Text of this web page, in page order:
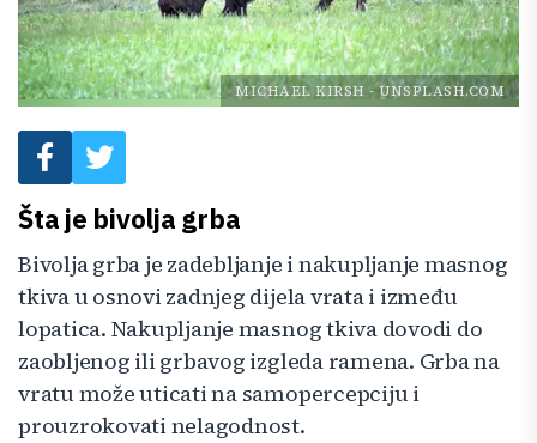
MICHAEL KIRSH -UNSPLASH.COM
Šta je bivolja grba
Bivolja grba je zadebljanje i nakupljanje masnog
tkiva u osnovi zadnjeg dijela vrata i između
lopatica. Nakupljanje masnog tkiva dovodi do
zaobljenog ili grbavog izgleda ramena. Grba na
vratu može uticati na samopercepciju i
prouzrokovati nelagodnost.